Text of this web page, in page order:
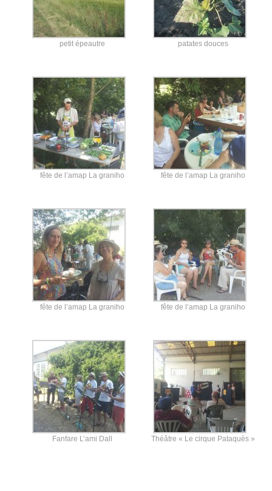
petit épeautre patates douces
fête de l’amap La graniho fête de l’amap La graniho
fête de l’amap La graniho fête de l’amap La graniho
Fanfare L’ami Dall Théâtre « Le cirque Pataquès »